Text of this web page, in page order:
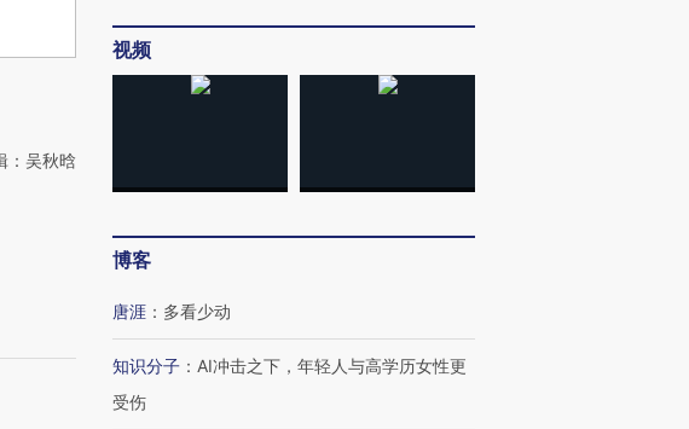
：吴秋晗
视频
博客
唐涯 ： 多看少动
知识分子 ： AI冲击之下，年轻人与高学历女性更
受伤